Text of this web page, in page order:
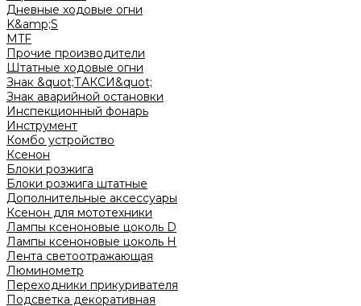
Дневные ходовые огни
K&amp;S
MTF
Прочие производители
Штатные ходовые огни
Знак &quot;ТАКСИ&quot;
Знак аварийной остановки
Инспекционный фонарь
Инструмент
Комбо устройство
Ксенон
Блоки розжига
Блоки розжига штатные
Дополнительные аксессуары
Ксенон для мототехники
Лампы ксеноновые цоколь D
Лампы ксеноновые цоколь H
Лента светоотражающая
Люминометр
Переходники прикуривателя
Подсветка декоративная